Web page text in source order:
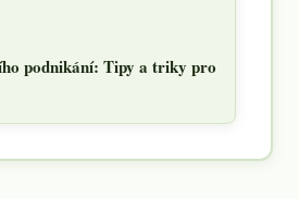
podnikání: Tipy a triky pro